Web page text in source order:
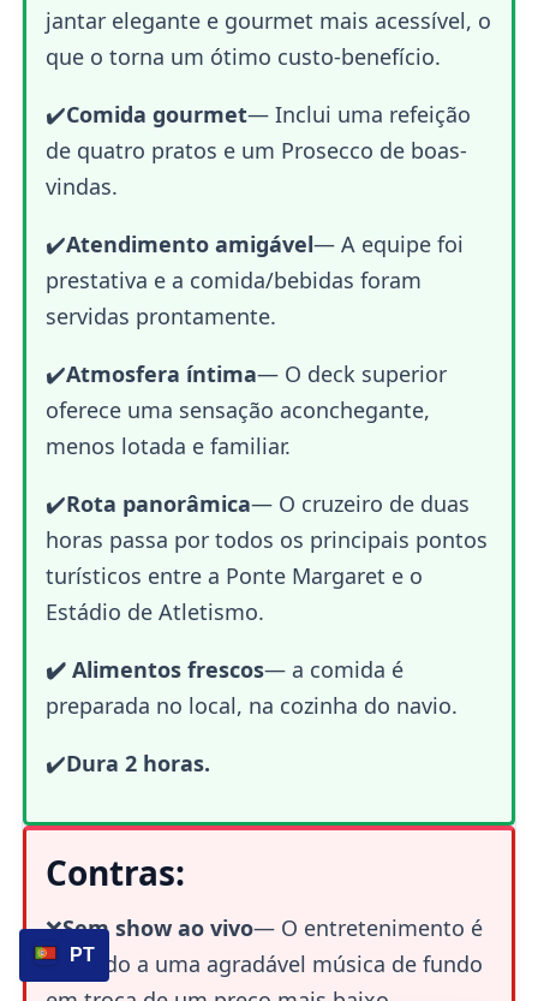
jantar elegante e gourmet mais acessível, o
que o torna um ótimo custo-benefício.
✔️Comida gourmet— Inclui uma refeição
de quatro pratos e um Prosecco de boas-
vindas.
✔️Atendimento amigável— A equipe foi
prestativa e a comida/bebidas foram
servidas prontamente.
✔️Atmosfera íntima— O deck superior
oferece uma sensação aconchegante,
menos lotada e familiar.
✔️Rota panorâmica— O cruzeiro de duas
horas passa por todos os principais pontos
turísticos entre a Ponte Margaret e o
Estádio de Atletismo.
✔️ Alimentos frescos— a comida é
preparada no local, na cozinha do navio.
✔️Dura 2 horas.
Contras:
❌Sem show ao vivo— O entretenimento é
limitado a uma agradável música de fundo
PT